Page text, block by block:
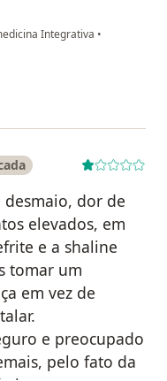
Integrativa •
dor de
elevados, em
e a shaline
tomar um
em vez de
e preocupado
pelo fato da